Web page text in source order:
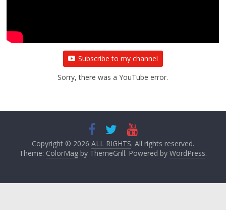
Subscribe to my channel
Sorry, there was a YouTube error.
Copyright © 2026 ALL RIGHTS. All rights reserved.
Theme: ColorMagby ThemeGrill. Powered by WordPress.